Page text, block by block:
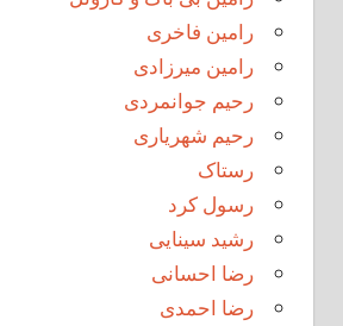
رامین فاخری
رامین میرزادی
رحیم جوانمردی
رحیم شهریاری
رستاک
رسول کرد
رشید سینایی
رضا احسانی
رضا احمدی